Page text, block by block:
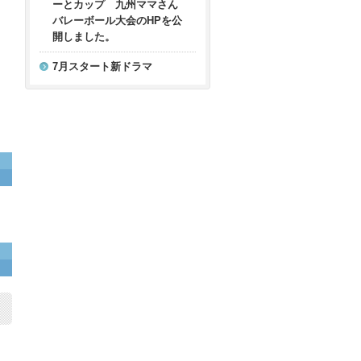
ーとカップ 九州ママさん
バレーボール大会のHPを公
開しました。
7月スタート新ドラマ